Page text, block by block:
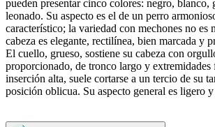
pueden presentar cinco colores: negro, blanco,
leonado. Su aspecto es el de un perro
característico; la variedad con mechones no es
cabeza es elegante, rectilínea, bien marcada y
El cuello, grueso, sostiene su cabeza con
proporcionado, de tronco largo y
inserción alta, suele cortarse a un tercio de su
posición oblicua. Su aspecto general es ligero